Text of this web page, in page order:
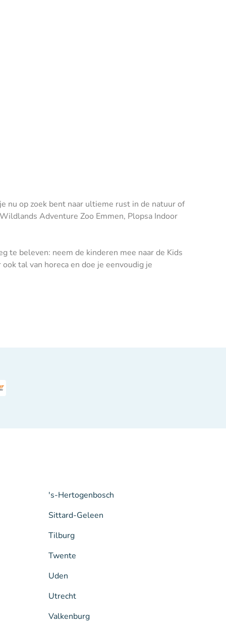
nu op zoek bent naar ultieme rust in de natuur of
Adventure Zoo Emmen, Plopsa Indoor
te beleven: neem de kinderen mee naar de Kids
tal van horeca en doe je eenvoudig je
's-Hertogenbosch
Sittard-Geleen
Tilburg
Twente
Uden
Utrecht
Valkenburg